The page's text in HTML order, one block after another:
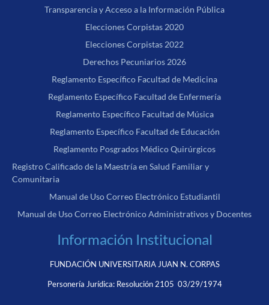
Transparencia y Acceso a la Información Pública
Elecciones Corpistas 2020
Elecciones Corpistas 2022
Derechos Pecuniarios 2026
Reglamento Específico Facultad de Medicina
Reglamento Específico Facultad de Enfermería
Reglamento Específico Facultad de Música
Reglamento Específico Facultad de Educación
Reglamento Posgrados Médico Quirúrgicos
Registro Calificado de la Maestría en Salud Familiar y
Comunitaria
Manual de Uso Correo Electrónico Estudiantil
Manual de Uso Correo Electrónico Administrativos y Docentes
Información Institucional
FUNDACIÓN UNIVERSITARIA JUAN N. CORPAS
Personería Jurídica: Resolución 2105 03/29/1974